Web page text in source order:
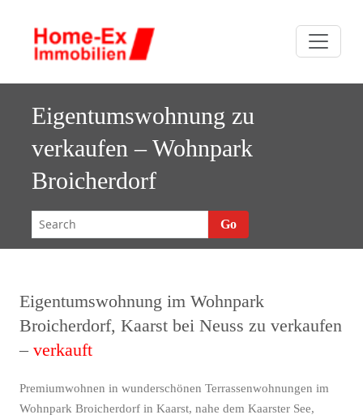
content
ome-
mit Erfolg
Eigentumswohnung zu
verkaufen – Wohnpark
Broicherdorf
Go
Eigentumswohnung im Wohnpark
Broicherdorf, Kaarst bei Neuss zu verkaufen
– verkauft
Premiumwohnen in wunderschönen Terrassenwohnungen im
Wohnpark Broicherdorf in Kaarst, nahe dem Kaarster See,